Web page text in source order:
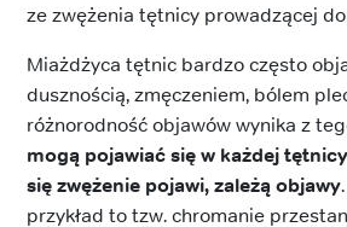
ze zwężenia tętnicy prowadzącej
Miażdżyca tętnic bardzo często
dusznością, zmęczeniem, bólem
różnorodność objawów wynika z
mogą pojawiać się w każdej
się zwężenie pojawi, zależą objawy
przykład to tzw. chromanie